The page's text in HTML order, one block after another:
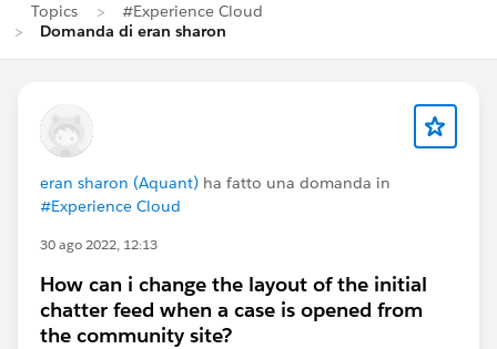
Topics
#Experience Cloud
Domanda di eran sharon
eran sharon (Aquant) ha fatto una domanda in
#Experience Cloud
30 ago 2022, 12:13
How can i change the layout of the initial
chatter feed when a case is opened from
the community site?